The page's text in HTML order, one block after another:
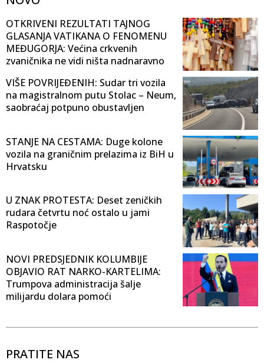
OTKRIVENI REZULTATI TAJNOG
GLASANJA VATIKANA O FENOMENU
MEĐUGORJA: Većina crkvenih
zvaničnika ne vidi ništa nadnaravno
VIŠE POVRIJEĐENIH: Sudar tri vozila
na magistralnom putu Stolac – Neum,
saobraćaj potpuno obustavljen
STANJE NA CESTAMA: Duge kolone
vozila na graničnim prelazima iz BiH u
Hrvatsku
U ZNAK PROTESTA: Deset zeničkih
rudara četvrtu noć ostalo u jami
Raspotočje
NOVI PREDSJEDNIK KOLUMBIJE
OBJAVIO RAT NARKO-KARTELIMA:
Trumpova administracija šalje
milijardu dolara pomoći
PRATITE NAS